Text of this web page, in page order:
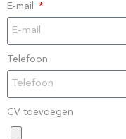
E-mail
Telefoon
CV toevoegen